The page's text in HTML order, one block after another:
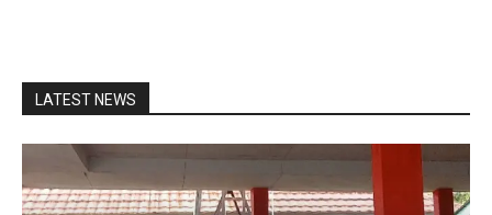
LATEST NEWS